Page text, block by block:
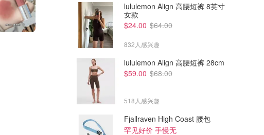
$22.80
Sephora.ca
lululemon Align 高腰短裤 8英寸
女款
$24.00 $64.00
832人感兴趣
lululemon Align 高腰短裤 28cm
$59.00 $68.00
518人感兴趣
Fjallraven High Coast 腰包
罕见好价 手慢无